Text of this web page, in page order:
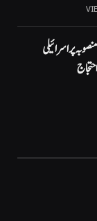
پر اسرائیلی